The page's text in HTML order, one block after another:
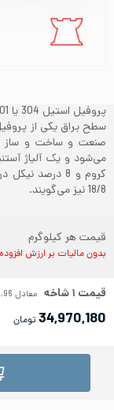
سطح براق یکی از
کروم و 8 درصد
18/8 نیز می‌گویند.
قیمت هر کیلوگرم
بدون مالیات بر ارزش افزوده
قیمت ۱شاخه معادل
34,970,180تومان